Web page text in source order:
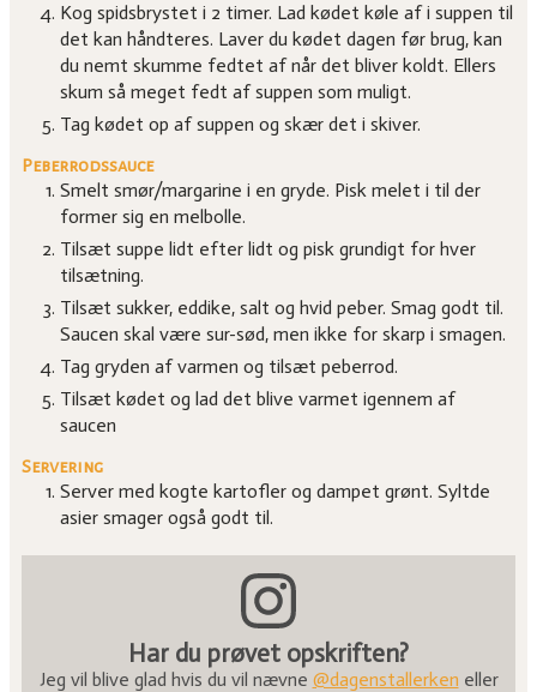
Kog spidsbrystet i 2 timer. Lad kødet køle af i suppen til
det kan håndteres. Laver du kødet dagen før brug, kan
du nemt skumme fedtet af når det bliver koldt. Ellers
skum så meget fedt af suppen som muligt.
Tag kødet op af suppen og skær det i skiver.
Peberrodssauce
Smelt smør/margarine i en gryde. Pisk melet i til der
former sig en melbolle.
Tilsæt suppe lidt efter lidt og pisk grundigt for hver
tilsætning.
Tilsæt sukker, eddike, salt og hvid peber. Smag godt til.
Saucen skal være sur-sød, men ikke for skarp i smagen.
Tag gryden af varmen og tilsæt peberrod.
Tilsæt kødet og lad det blive varmet igennem af
saucen
Servering
Server med kogte kartofler og dampet grønt. Syltde
asier smager også godt til.
Har du prøvet opskriften?
Jeg vil blive glad hvis du vil nævne @dagenstallerken eller